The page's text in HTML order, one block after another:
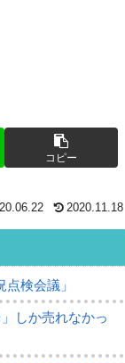
コピー
2020.11.18
検会議」
しか売れなかっ